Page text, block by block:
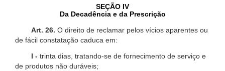
SEÇÃO IV
Da Decadência e da Prescrição
Art. 26. O direito de reclamar pelos vícios aparentes ou
de fácil constatação caduca em:
I - trinta dias, tratando-se de fornecimento de serviço e
de produtos não duráveis;